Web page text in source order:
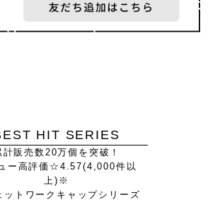
HIT SERIES
計販売数20万個を突破！
ー高評価☆4.57(4,000件以
上)※
ットワークキャップシリーズ